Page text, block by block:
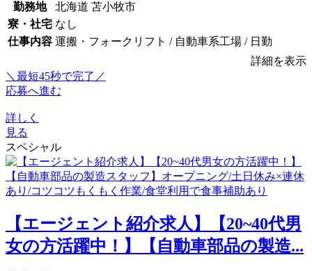
勤務地
北海道 苫小牧市
寮・社宅 なし
仕事内容 運搬・フォークリフト / 自動車系工場 / 日勤
詳細を表示
＼最短45秒で完了／
応募へ進む
詳しく
見る
スペシャル
【エージェント紹介求人】【20~40代男
女の方活躍中！】【自動車部品の製造...